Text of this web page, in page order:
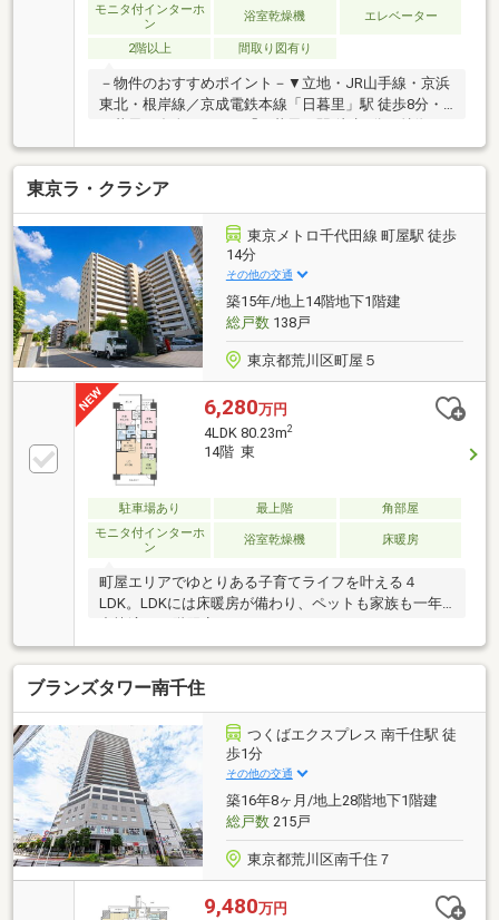
15社以上の金融機関からお客様に最適な金融機関とプ
ランをご提案させていただきます。スタッフ一同、素
敵なお住まいをご提案出来ますよう誠心誠意お手伝い
致します♪
モニタ付インターホ
ン
浴室乾燥機 エレベーター
2階以上 間取り図有り
－物件のおすすめポイント－▼立地・JR山手線・京浜
東北・根岸線／京成電鉄本線「日暮里」駅 徒歩8分・
日暮里・舎人ライナー「日暮里」駅 徒歩9分▼特徴・
LDを見渡せる対面式キッチンを採用・各居室に面する
バルコニー▼設備・浴室乾燥機・TVモニタ付インター
ホン▼周辺環境・スーパー「いなげや荒川東日暮里
店」徒歩4分(約320m)・ファミリーマート東日暮里六
丁目店 徒歩2分(約100m)・どらっぐぱぱす東日暮里リ
ーデンスタワー店 徒歩6分(約430m)■ ご希望の住まい
探しをお手伝いします ━━━━━・・・物件の詳細・
ご相談はお気軽にお問い合わせください。
東京ラ・クラシア
東京メトロ千代田線 町屋駅 徒歩
14分
その他の交通
築15年/地上14階地下1階建
総戸数138戸
東京都荒川区町屋５
6,280万円
4LDK 80.23m2
14階 東
駐車場あり 最上階
角部屋
モニタ付インターホ
ン
浴室乾燥機 床暖房
町屋エリアでゆとりある子育てライフを叶える４
LDK。LDKには床暖房が備わり、ペットも家族も一年
暮らしを整える収納が豊富です。平成23年築・最上階
角部屋のため、陽当り・通風ともに良好でプライベー
ト感も抜群。周辺には四季折々の自然を感じられる
「尾久の原公園」があり、週末のピクニックや日常の
お散歩コースにも最適です。下町の温もりと子育てし
やすい環境が整った町屋5丁目で、家族の笑顔が溢れ
る伸びやかな暮らしを始めてみませんか。
ブランズタワー南千住
つくばエクスプレス 南千住駅 徒
歩1分
その他の交通
築16年8ヶ月/地上28階地下1階建
総戸数215戸
東京都荒川区南千住７
9,480万円